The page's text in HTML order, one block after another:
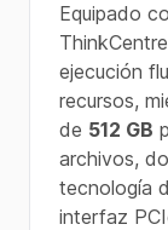
Equipado
ejecución
recursos,
de 512 GB
archivos,
tecnología
interfaz